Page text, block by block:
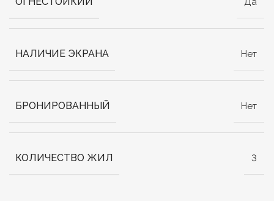
НАЛИЧИЕ ЭКРАНА Нет
БРОНИРОВАННЫЙ Нет
КОЛИЧЕСТВО ЖИЛ 3